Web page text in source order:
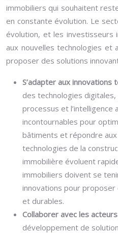
immobiliers qui souhaitent
en constante évolution. Le
évolution, et les investisseurs
aux nouvelles technologies et
proposer des solutions
S’adapter aux innovations
des technologies digitales,
processus et
incontournables pour
bâtiments et répondre
technologies de la
immobilière évoluent
immobiliers doivent se
innovations pour
et durables.
Collaborer avec les
développement de